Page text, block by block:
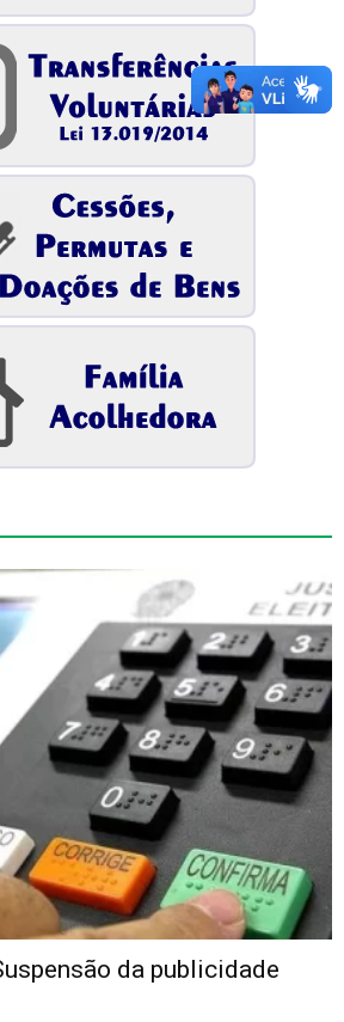
da publicidade